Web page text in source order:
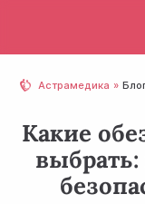
Астрамедика
Какие